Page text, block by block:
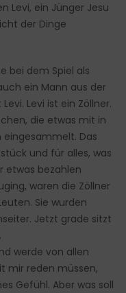
Levi, ein Jünger Jesu
der Dinge
bei dem Spiel als
ein Mann aus der
Levi ist ein Zöllner.
die etwas mit in
Das
und für alles, was
etwas bezahlen
waren die Zöllner
Sie wurden
Jetzt grade sitzt
werde von allen
mir reden müssen,
Gefühl. Aber was soll